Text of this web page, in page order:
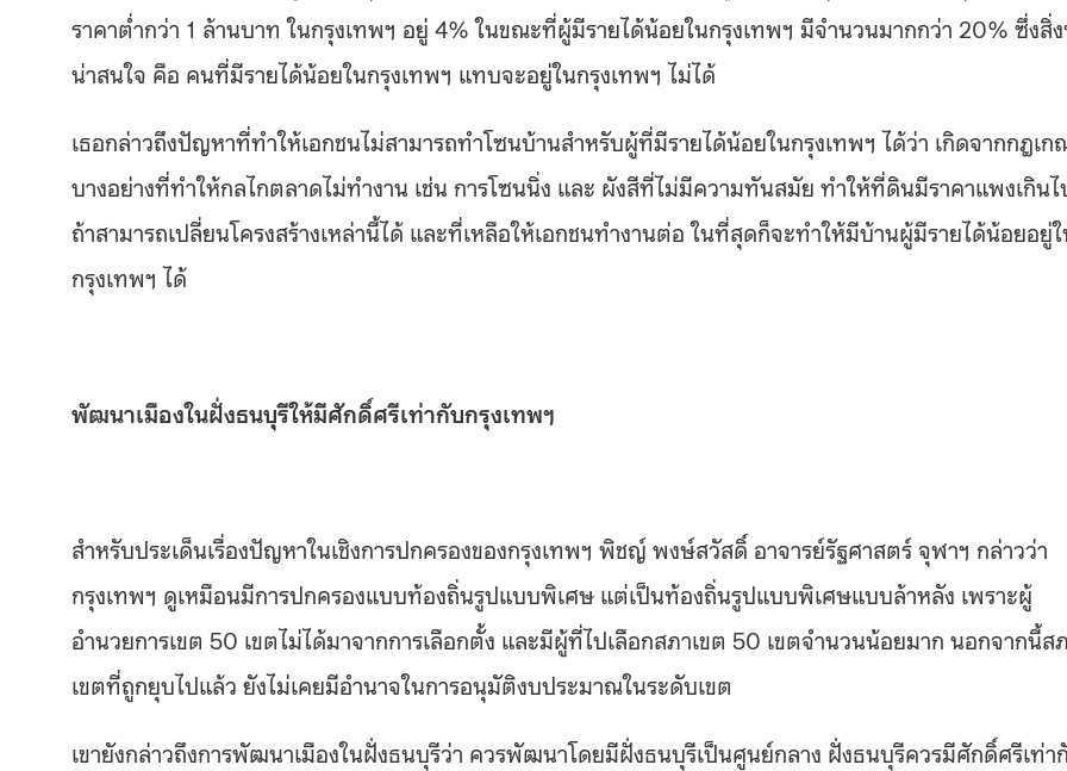
ราคาต่ำกว่า 1 ล้านบาท ในกรุงเทพฯ อยู่ 4% ในขณะที่ผู้มีรายได้น้อยในกรุงเทพฯ มีจำนวนมากกว่า 20% ซึ่งสิ่
น่าสนใจ คือ คนที่มีรายได้น้อยในกรุงเทพฯ แทบจะอยู่ในกรุงเทพฯ ไม่ได้
เธอกล่าวถึงปัญหาที่ทำให้เอกชนไม่สามารถทำโซนบ้านสำหรับผู้ที่มีรายได้น้อยในกรุงเทพฯ ได้ว่า เกิดจากกฎเ
บางอย่างที่ทำให้กลไกตลาดไม่ทำงาน เช่น การโซนนิ่ง และ ผังสีที่ไม่มีความทันสมัย ทำให้ที่ดินมีราคาแพงเกินไ
ถ้าสามารถเปลี่ยนโครงสร้างเหล่านี้ได้ และที่เหลือให้เอกชนทำงานต่อ ในที่สุดก็จะทำให้มีบ้านผู้มีรายได้น้อยอยู่
กรุงเทพฯ ได้
พัฒนาเมืองในฝั่งธนบุรีให้มีศักดิ์ศรีเท่ากับกรุงเทพฯ
สำหรับประเด็นเรื่องปัญหาในเชิงการปกครองของกรุงเทพฯ พิชญ์ พงษ์สวัสดิ์ อาจารย์รัฐศาสตร์ จุฬาฯ กล่าวว่า
กรุงเทพฯ ดูเหมือนมีการปกครองแบบท้องถิ่นรูปแบบพิเศษ แต่เป็นท้องถิ่นรูปแบบพิเศษแบบล้าหลัง เพราะผู้
อำนวยการเขต 50 เขตไม่ได้มาจากการเลือกตั้ง และมีผู้ที่ไปเลือกสภาเขต 50 เขตจำนวนน้อยมาก นอกจากนี้ส
เขตที่ถูกยุบไปแล้ว ยังไม่เคยมีอำนาจในการอนุมัติงบประมาณในระดับเขต
เขายังกล่าวถึงการพัฒนาเมืองในฝั่งธนบุรีว่า ควรพัฒนาโดยมีฝั่งธนบุรีเป็นศูนย์กลาง ฝั่งธนบุรีควรมีศักดิ์ศรีเท่า